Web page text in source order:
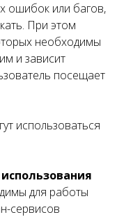
ошибок или багов,
При этом
необходимы
и зависит
посещает
использоваться
для работы
сервисов